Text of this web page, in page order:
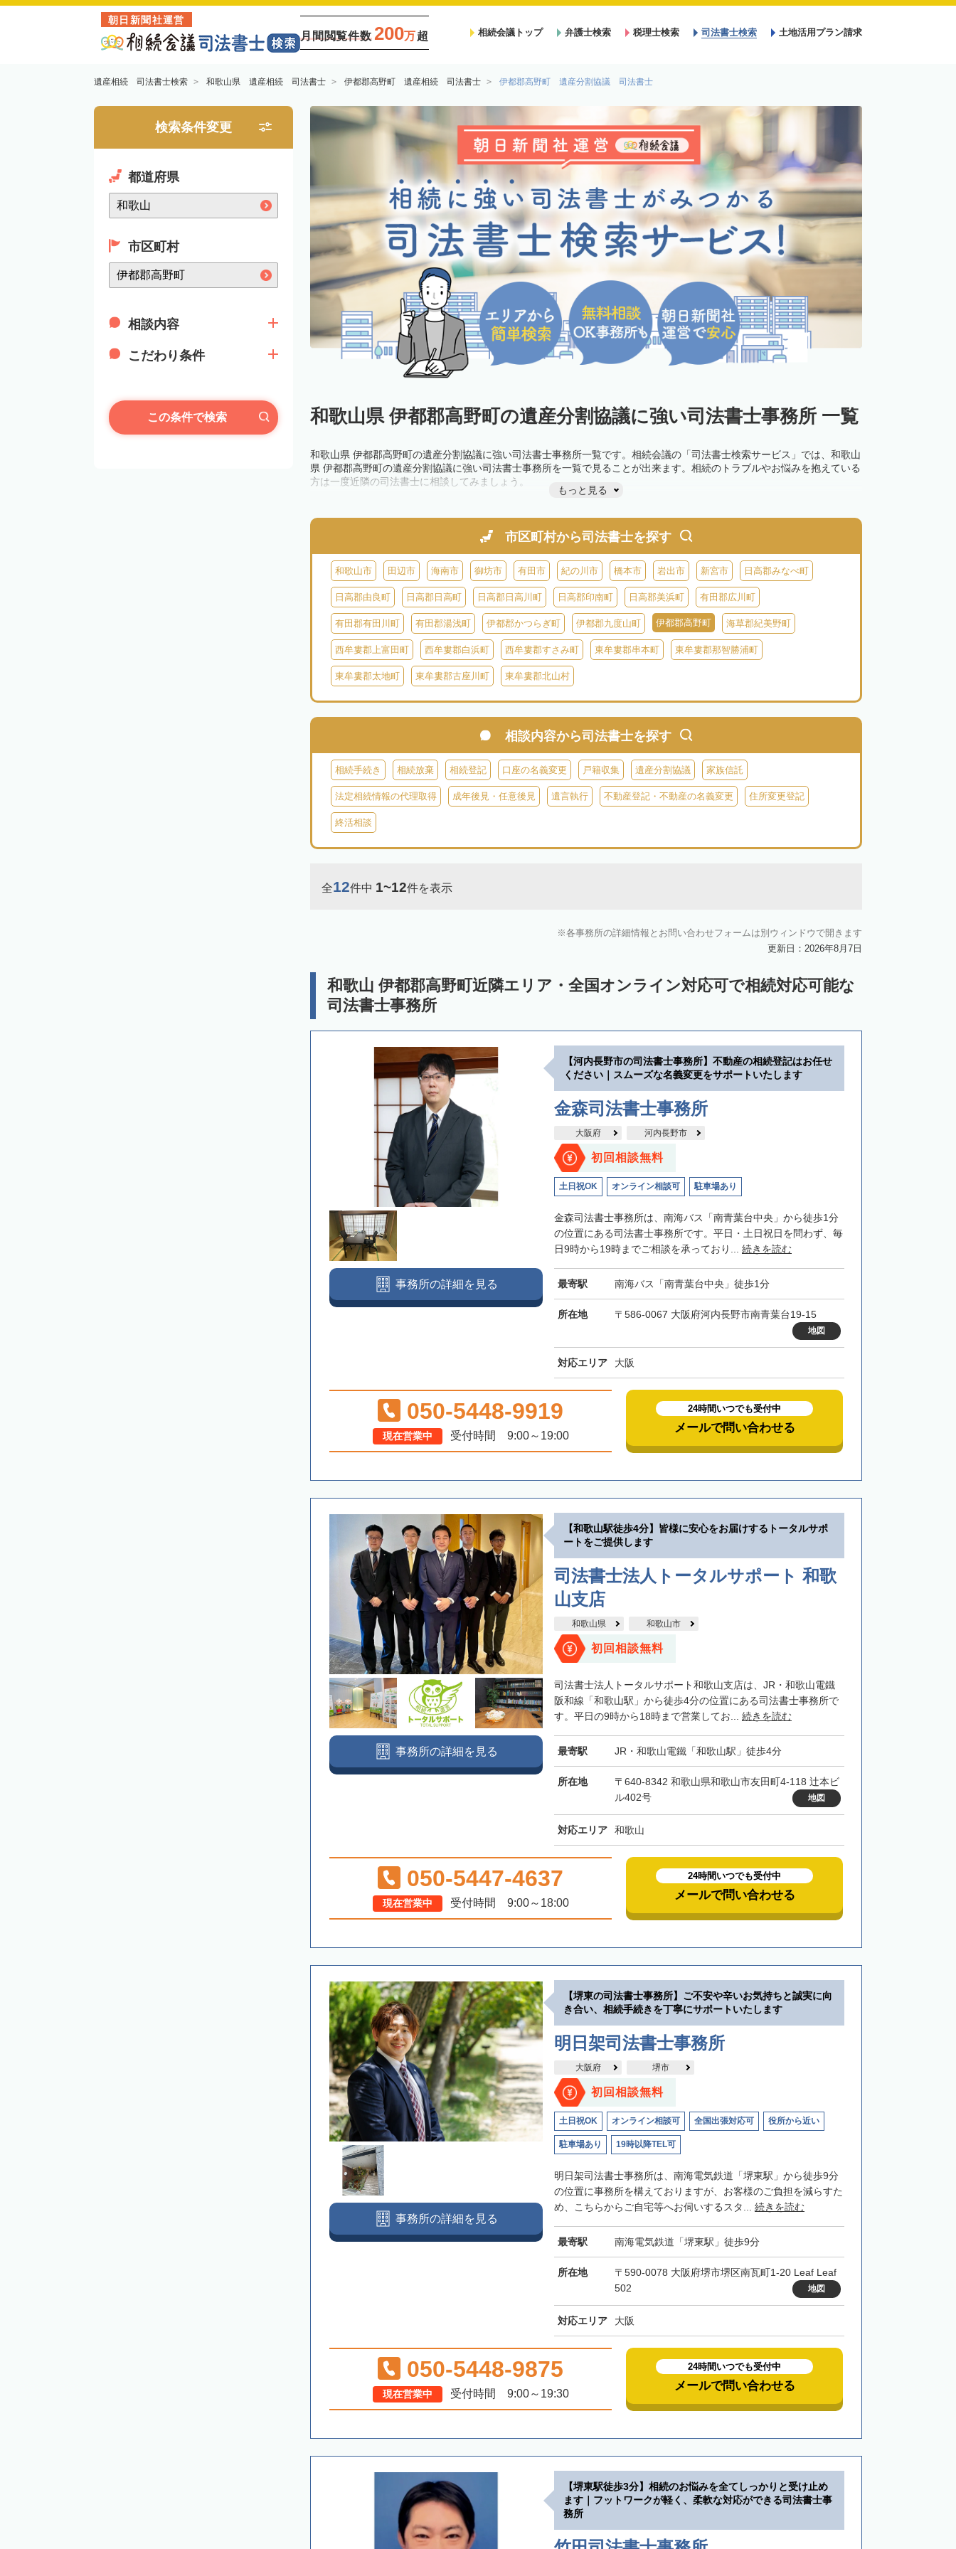
朝日新聞社運営
月間閲覧件数 200万超 相続会議トップ 弁護士検索 税理士検索 司法書士検索 土地活用プラン請求
遺産相続 司法書士検索 和歌山県 遺産相続 司法書士 伊都郡高野町 遺産相続 司法書士 伊都郡高野町 遺産分割協議 司法書士
検索条件変更
都道府県
市区町村
相談内容
こだわり条件
この条件で検索 和歌山県 伊都郡高野町の遺産分割協議に強い司法書士事務所 一覧
和歌山県 伊都郡高野町の遺産分割協議に強い司法書士事務所一覧です。相続会議の「司法書士検索サービス」では、和歌山
県 伊都郡高野町の遺産分割協議に強い司法書士事務所を一覧で見ることが出来ます。相続のトラブルやお悩みを抱えている
方は一度近隣の司法書士に相談してみましょう。
もっと見る
市区町村から司法書士を探す
和歌山市 田辺市 海南市 御坊市 有田市 紀の川市 橋本市 岩出市 新宮市 日高郡みなべ町
日高郡由良町 日高郡日高町 日高郡日高川町 日高郡印南町 日高郡美浜町 有田郡広川町
有田郡有田川町 有田郡湯浅町 伊都郡かつらぎ町 伊都郡九度山町 伊都郡高野町 海草郡紀美野町
西牟婁郡上富田町 西牟婁郡白浜町 西牟婁郡すさみ町 東牟婁郡串本町 東牟婁郡那智勝浦町
東牟婁郡太地町 東牟婁郡古座川町 東牟婁郡北山村
相談内容から司法書士を探す
相続手続き 相続放棄 相続登記 口座の名義変更 戸籍収集 遺産分割協議 家族信託
法定相続情報の代理取得 成年後見・任意後見 遺言執行 不動産登記・不動産の名義変更 住所変更登記
終活相談
全12件中 1~12件を表示
各事務所の詳細情報とお問い合わせフォームは別ウィンドウで開きます
更新日：2026年8月7日
和歌山 伊都郡高野町近隣エリア・全国オンライン対応可で相続対応可能な
司法書士事務所
【河内長野市の司法書士事務所】不動産の相続登記はお任せ
ください｜スムーズな名義変更をサポートいたします
金森司法書士事務所
大阪府 河内長野市
初回相談無料
土日祝OK オンライン相談可 駐車場あり
金森司法書士事務所は、南海バス「南青葉台中央」から徒歩1分
の位置にある司法書士事務所です。平日・土日祝日を問わず、毎
日9時から19時までご相談を承っており... 続きを読む
最寄駅 南海バス「南青葉台中央」徒歩1分
所在地 〒586-0067 大阪府河内長野市南青葉台19-15
地図
対応エリア 大阪
事務所の詳細を見る
050-5448-9919
現在営業中 受付時間 9:00～19:00
24時間いつでも受付中
メールで問い合わせる
【和歌山駅徒歩4分】皆様に安心をお届けするトータルサポ
ートをご提供します
司法書士法人トータルサポート 和歌
山支店
和歌山県 和歌山市
初回相談無料
司法書士法人トータルサポート和歌山支店は、JR・和歌山電鐵
阪和線「和歌山駅」から徒歩4分の位置にある司法書士事務所で
す。平日の9時から18時まで営業してお... 続きを読む
最寄駅 JR・和歌山電鐵「和歌山駅」徒歩4分
所在地
〒640-8342 和歌山県和歌山市友田町4-118 辻本ビ
ル402号
地図
対応エリア 和歌山
事務所の詳細を見る
050-5447-4637
現在営業中 受付時間 9:00～18:00
24時間いつでも受付中
メールで問い合わせる
【堺東の司法書士事務所】ご不安や辛いお気持ちと誠実に向
き合い、相続手続きを丁寧にサポートいたします
明日架司法書士事務所
大阪府 堺市
初回相談無料
土日祝OK オンライン相談可 全国出張対応可 役所から近い
駐車場あり 19時以降TEL可
明日架司法書士事務所は、南海電気鉄道「堺東駅」から徒歩9分
の位置に事務所を構えておりますが、お客様のご負担を減らすた
め、こちらからご自宅等へお伺いするスタ... 続きを読む
最寄駅 南海電気鉄道「堺東駅」徒歩9分
所在地
〒590-0078 大阪府堺市堺区南瓦町1-20 Leaf Leaf
502
地図
対応エリア 大阪
事務所の詳細を見る
050-5448-9875
現在営業中 受付時間 9:00～19:30
24時間いつでも受付中
メールで問い合わせる
【堺東駅徒歩3分】相続のお悩みを全てしっかりと受け止め
ます｜フットワークが軽く、柔軟な対応ができる司法書士事
務所